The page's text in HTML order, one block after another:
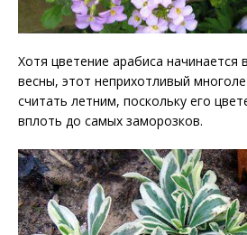
Хотя цветение арабиса начинается
весны, этот неприхотливый
считать летним, поскольку его
вплоть до самых заморозков.